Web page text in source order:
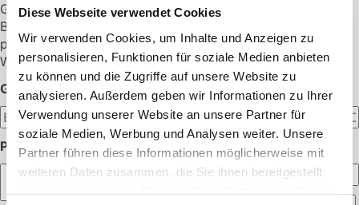
Diese Webseite verwendet Cookies
Wir verwenden Cookies, um Inhalte und Anzeigen zu
personalisieren, Funktionen für soziale Medien anbieten
zu können und die Zugriffe auf unsere Website zu
analysieren. Außerdem geben wir Informationen zu Ihrer
Verwendung unserer Website an unsere Partner für
soziale Medien, Werbung und Analysen weiter. Unsere
Partner führen diese Informationen möglicherweise mit
weiteren Daten zusammen, die Sie ihnen bereitgestellt
Gerne unterbreiten wir Ihnen ein individuelles Angebot.
Bitte hinterlassen Sie hier die gewünschte Menge und Ihre
persönlichen Daten.
Wir melden uns dann schnellstmöglich bei Ihnen.
GEWÜNSCHTE MENGE:
PERSÖNLICHE ANGABEN: